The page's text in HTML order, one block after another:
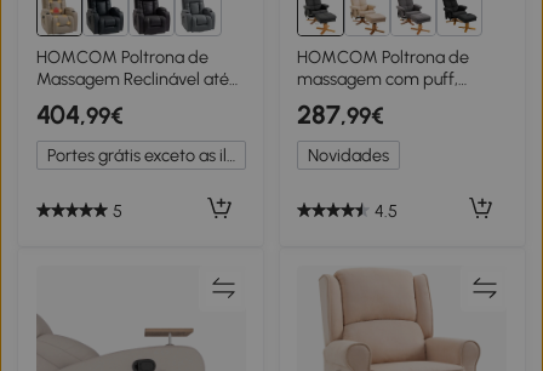
1+
HOMCOM Poltrona de
Massagem Reclinável até
145° com 8 Pontos de
Massagem por Vibração
Função de Aquecimento
82x99x103 cm Creme
404,99€
Portes grátis exceto as ilhas
5
1+
HOMCOM Poltrona de
massagem com puff,
Poltrona relax reclinável
145° com função de
massagem, Espaço de
arrumação, Couro sintético,
287,99€
Novidades
4.5